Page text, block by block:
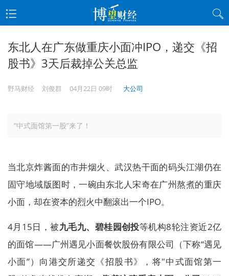
东北人在广东做重庆小面冲IPO，递交《招
股书》3天后裁掉公关总监
野马财经 刘俊群 04月22日 09时 大公司
“中式面馆第一股”来了！
当北京炸酱面的市井烟火、武汉热干面的码头江湖仍在
固守地域版图时，一碗由东北人宋奇在广州熬煮的重庆
小面，却在资本的烈火中翻滚出一个IPO。
4月15日，被九毛九、碧桂园创投等机构8轮注资近2亿
的面馆——广州遇见小面餐饮股份有限公司（下称“遇见
小面”）向港交所递交《招股书》，将"中式面馆第一